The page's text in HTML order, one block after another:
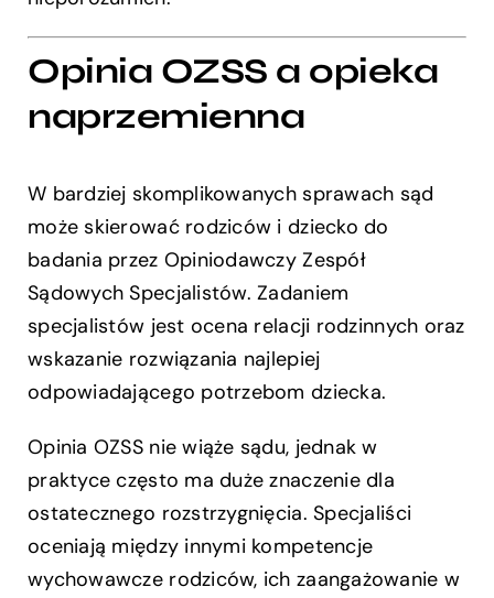
Opinia OZSS a opieka
naprzemienna
W bardziej skomplikowanych sprawach sąd
może skierować rodziców i dziecko do
badania przez Opiniodawczy Zespół
Sądowych Specjalistów. Zadaniem
specjalistów jest ocena relacji rodzinnych oraz
wskazanie rozwiązania najlepiej
odpowiadającego potrzebom dziecka.
Opinia OZSS nie wiąże sądu, jednak w
praktyce często ma duże znaczenie dla
ostatecznego rozstrzygnięcia. Specjaliści
oceniają między innymi kompetencje
wychowawcze rodziców, ich zaangażowanie w